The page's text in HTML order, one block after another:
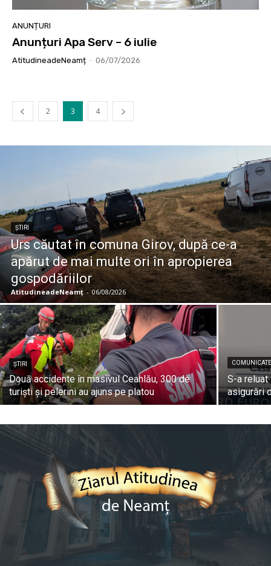
ANUNȚURI
Anunțuri Apa Serv – 6 iulie
AtitudineadeNeamț - 06/07/2026
2 3 4
ȘTIRI
Urs căutat în comuna Girov, după ce-a
apărut de mai multe ori în apropierea
gospodăriilor
AtitudineadeNeamț - 06/08/2026
ȘTIRI
Două accidente în masivul Ceahlău, 300 de
turiști și pelerini au ajuns pe platou
S-a
asigurări